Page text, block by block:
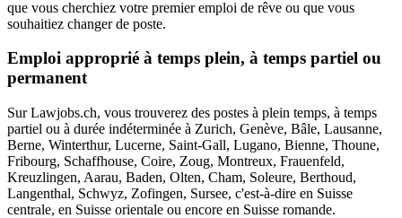
que vous cherchiez votre premier emploi de rêve ou que vous
souhaitiez changer de poste.
Emploi approprié à temps plein, à temps partiel ou
permanent
Sur Lawjobs.ch, vous trouverez des postes à plein temps, à temps
partiel ou à durée indéterminée à Zurich, Genève, Bâle, Lausanne,
Berne, Winterthur, Lucerne, Saint-Gall, Lugano, Bienne, Thoune,
Fribourg, Schaffhouse, Coire, Zoug, Montreux, Frauenfeld,
Kreuzlingen, Aarau, Baden, Olten, Cham, Soleure, Berthoud,
Langenthal, Schwyz, Zofingen, Sursee, c'est-à-dire en Suisse
centrale, en Suisse orientale ou encore en Suisse romande.